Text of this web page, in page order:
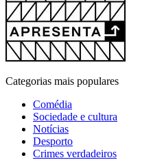
Categorias mais populares
Comédia
Sociedade e cultura
Notícias
Desporto
Crimes verdadeiros